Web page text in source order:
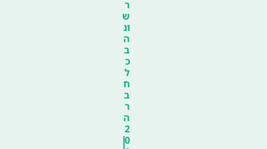
ר
ש
ונ
ה
ב
כ
ל
ח
ב
ר
ה
2
0